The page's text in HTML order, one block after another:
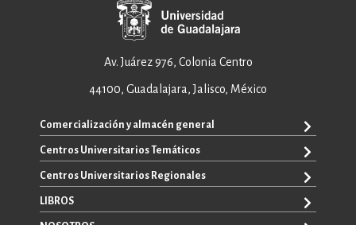
Av. Juárez 976, Colonia Centro
44100, Guadalajara, Jalisco, México
Comercialización y almacén general
+52 33 3640 6326
+52 33 3640 4595
ventas@editorial.udg.mx
Centros Universitarios Temáticos
CUAAD
CUCEA
Centros Universitarios Regionales
CUALTOS
LIBROS